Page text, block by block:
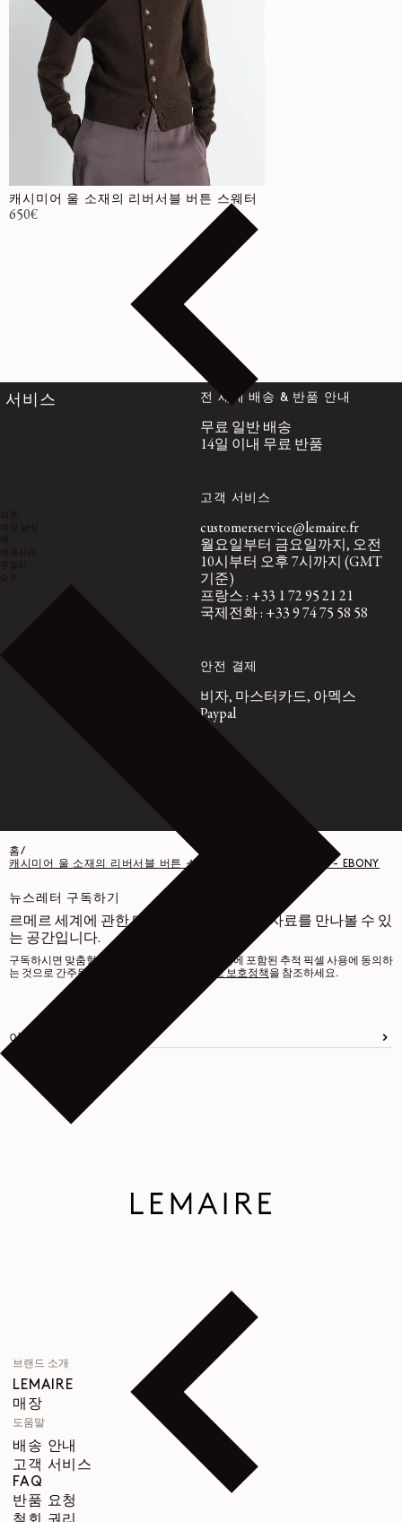
캐시미어 울 소재의 리버서블 버튼 스웨터
정가
650€
서비스 전 세계 배송 & 반품 안내
무료 일반 배송
14일 이내 무료 반품
고객 서비스
customerservice@lemaire.fr
월요일부터 금요일까지, 오전
10시부터 오후 7시까지 (GMT
기준)
프랑스 : +33 1 72 95 21 21
국제전화 : +33 9 74 75 58 58
안전 결제
비자, 마스터카드, 아멕스
Paypal
홈/
캐시미어 울 소재의 리버서블 버튼 스웨터 - CASHMERE WOOL - EBONY
뉴스레터 구독하기
르메르 세계에 관한 다양한 글과 흥미로운 자료를 만나볼 수 있
는 공간입니다.
구독하시면 맞춤형 경험을 제공하기 위해 이메일에 포함된 추적 픽셀 사용에 동의하
는 것으로 간주됩니다. 자세한 내용은
개인정보 보호정책을 참조하세요.
이메일
브랜드 소개
LEMAIRE
매장
도움말
배송 안내
고객 서비스
FAQ
반품 요청